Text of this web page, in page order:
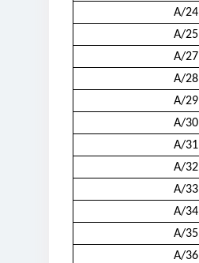
A/24
A/25
A/27
A/28
A/29
A/30
A/31
A/32
A/33
A/34
A/35
A/36